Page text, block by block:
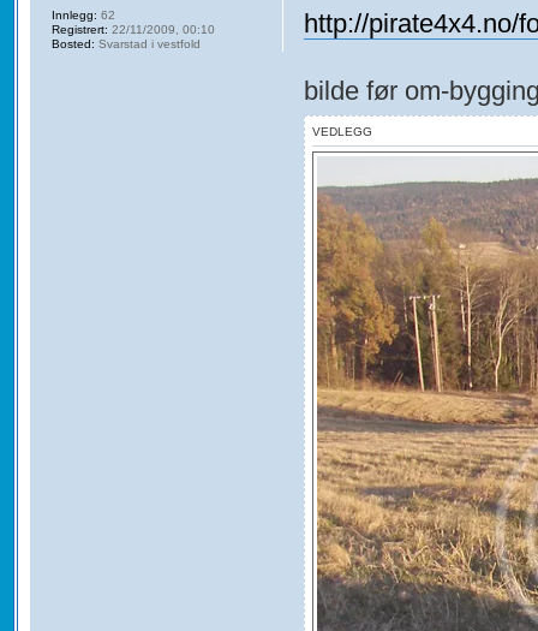
http://pirate4x4.no/
bilde før om-
VEDLEGG
Innlegg: 62
Registrert: 22/11/2009, 00:10
Bosted: Svarstad i vestfold